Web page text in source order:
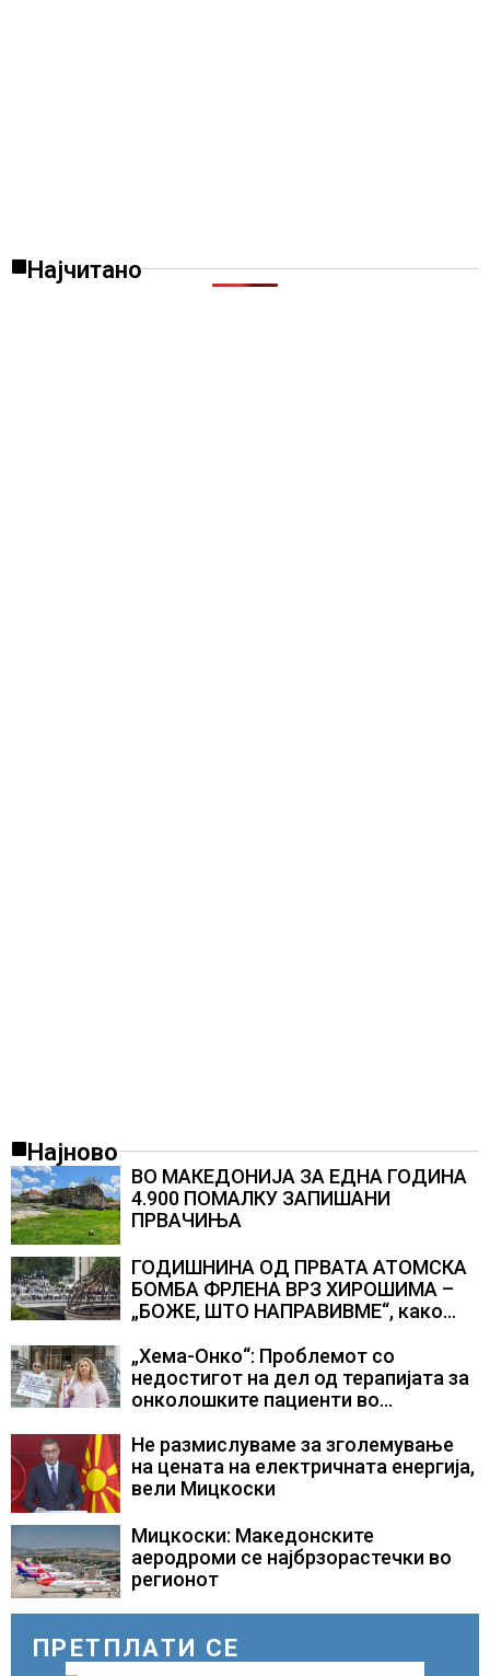
Најчитано
Најново
ВО МАКЕДОНИЈА ЗА ЕДНА ГОДИНА
4.900 ПОМАЛКУ ЗАПИШАНИ
ПРВАЧИЊА
ГОДИШНИНА ОД ПРВАТА АТОМСКА
БОМБА ФРЛЕНА ВРЗ ХИРОШИМА –
„БОЖЕ, ШТО НАПРАВИВМЕ“, како
Геј“ и учесниците во
бомбардирањето го доживуваа овој
настан што го промени текот на
„Хема-Онко“: Проблемот со
недостигот на дел од терапијата за
онколошките пациенти во
Не размислуваме за зголемување
на цената на електричната енергија,
вели Мицкоски
Мицкоски: Македонските
аеродроми се најбрзорастечки во
регионот
ПРЕТПЛАТИ СЕ